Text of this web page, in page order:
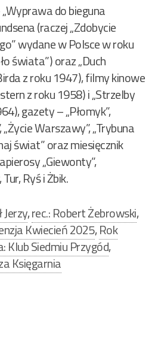
do bieguna
(raczej „Zdobycie
wydane w Polsce w roku
świata”) oraz „Duch
z roku 1947), filmy kinowe
z roku 1958) i „Strzelby
gazety – „Płomyk”,
Warszawy”, „Trybuna
świat” oraz miesięcznik
„Giewonty”,
Ryś i Żbik.
Jerzy,rec.: Robert Żebrowski,
Kwiecień 2025,Rok
Klub Siedmiu Przygód,
Księgarnia